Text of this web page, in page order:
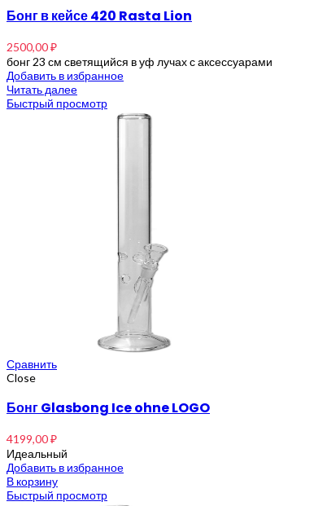
Бонг в кейсе 420 Rasta Lion
2500,00₽
бонг 23 см светящийся в уф лучах с аксессуарами
Добавить в избранное
Читать далее
Быстрый просмотр
Сравнить
Close
Бонг Glasbong Ice ohne LOGO
4199,00₽
Идеальный
Добавить в избранное
В корзину
Быстрый просмотр